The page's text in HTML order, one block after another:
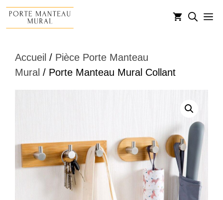
Aller
Accueil / Pièce Porte Manteau
Mural / Porte Manteau Mural Collant